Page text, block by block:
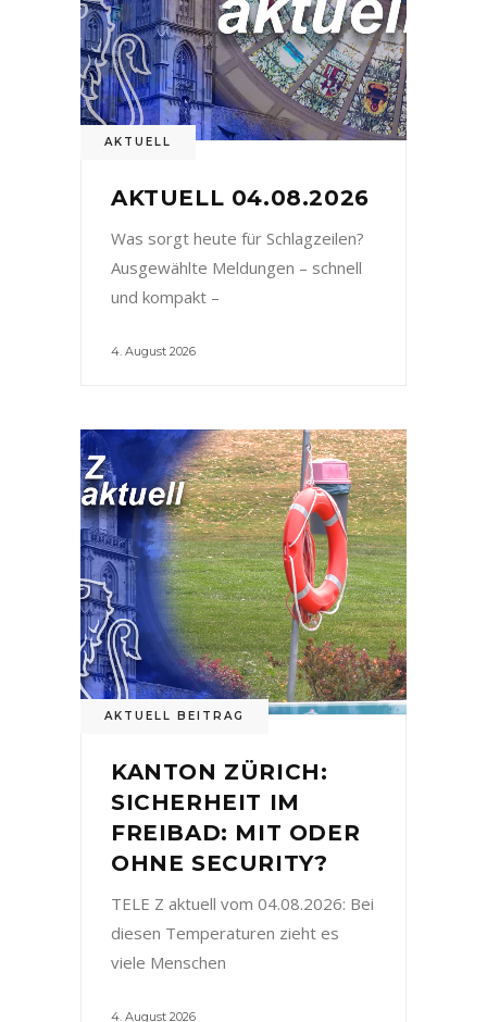
AKTUELL
AKTUELL 04.08.2026
Was sorgt heute für Schlagzeilen?
Ausgewählte Meldungen – schnell
und kompakt –
4. August 2026
AKTUELL BEITRAG
KANTON ZÜRICH:
SICHERHEIT IM
FREIBAD: MIT ODER
OHNE SECURITY?
TELE Z aktuell vom 04.08.2026: Bei
diesen Temperaturen zieht es
viele Menschen
4. August 2026